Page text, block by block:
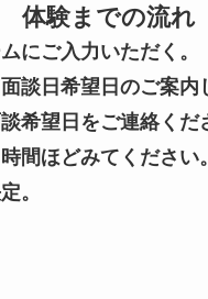
体験までの流れ
にご入力いただく。
談日希望日のご案内
希望日をご連絡くだ
間ほどみてください
。